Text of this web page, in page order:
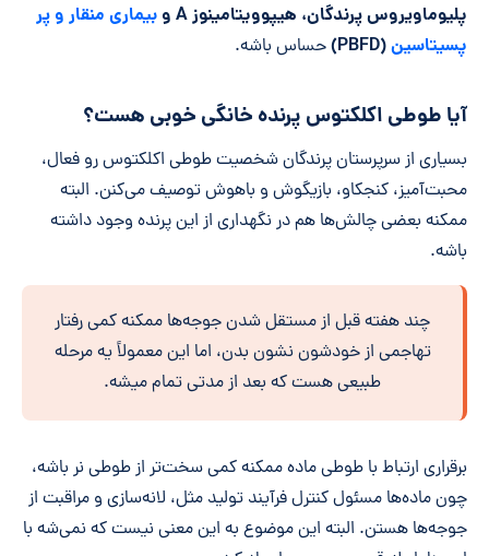
پلیوماویروس پرندگان، هیپوویتامینوز و بیماری منقار و پر
پسیتاسین(PBFD) حساس باشه.
آیا طوطی اکلکتوس پرنده خانگی خوبی هست؟
بسیاری از سرپرستان پرندگان شخصیت طوطی اکلکتوس رو فعال،
محبت‌آمیز، کنجکاو، بازیگوش و باهوش توصیف می‌کنن. البته
ممکنه بعضی چالش‌ها هم در نگهداری از این پرنده وجود داشته
باشه.
چند هفته قبل از مستقل شدن جوجه‌ها ممکنه کمی رفتار
تهاجمی از خودشون نشون بدن، اما این معمولاً یه مرحله
طبیعی هست که بعد از مدتی تمام میشه.
برقراری ارتباط با طوطی ماده ممکنه کمی سخت‌تر از طوطی نر باشه،
چون ماده‌ها مسئول کنترل فرآیند تولید مثل، لانه‌سازی و مراقبت از
جوجه‌ها هستن. البته این موضوع به این معنی نیست که نمی‌شه با